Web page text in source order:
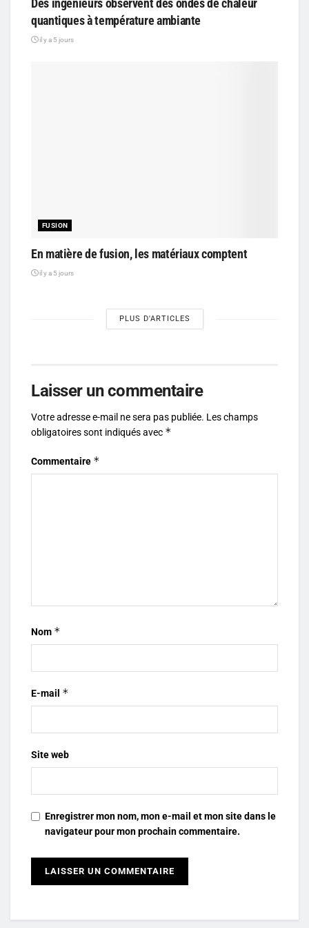
Des ingénieurs observent des ondes de chaleur
quantiques à température ambiante
il y a 5 jours
FUSION
En matière de fusion, les matériaux comptent
il y a 5 jours
PLUS D'ARTICLES
Laisser un commentaire
Votre adresse e-mail ne sera pas publiée. Les champs
obligatoires sont indiqués avec *
Commentaire *
Nom *
E-mail *
Site web
Enregistrer mon nom, mon e-mail et mon site dans le
navigateur pour mon prochain commentaire.